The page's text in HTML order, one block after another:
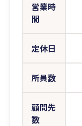
営業時
間
定休日
所員数
顧問先
数